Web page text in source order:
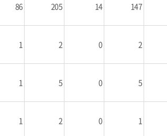
86 205 14 147
1 2 0 2
1 5 0 5
1 2 0 1